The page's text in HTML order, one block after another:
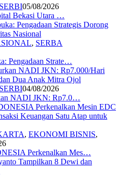
05/08/2026
Bekasi Utara …
, SERBA
Pengadaan Strate…
04/08/2026
NADI JKN: Rp7.0…
, EKONOMI BISNIS,
Perkenalkan Mes…